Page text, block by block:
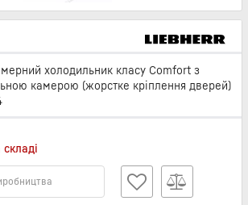
холодильник класу Comfort з
камерою (жорстке кріплення дверей)